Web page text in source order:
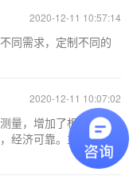
2020-12-11 10:57:14
同需求，定制不同的
2020-12-11 10:07:02
量，增加了根据热量
经济可靠。主要用于